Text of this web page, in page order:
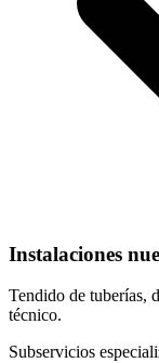
Instalaciones
Tendido de tuberías,
técnico.
Subservicios